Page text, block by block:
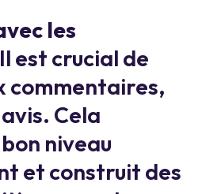
les
est crucial de
commentaires,
Cela
niveau
et construit des